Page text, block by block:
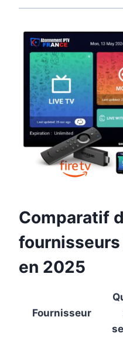
Comparatif
fournisseurs
en 2025
Fournisseur